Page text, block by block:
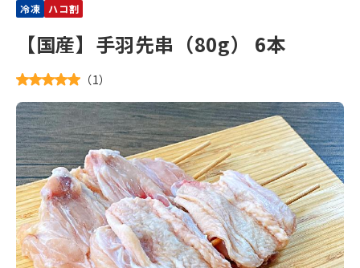
冷凍 ハコ割
【国産】手羽先串（80g） 6本
（1）